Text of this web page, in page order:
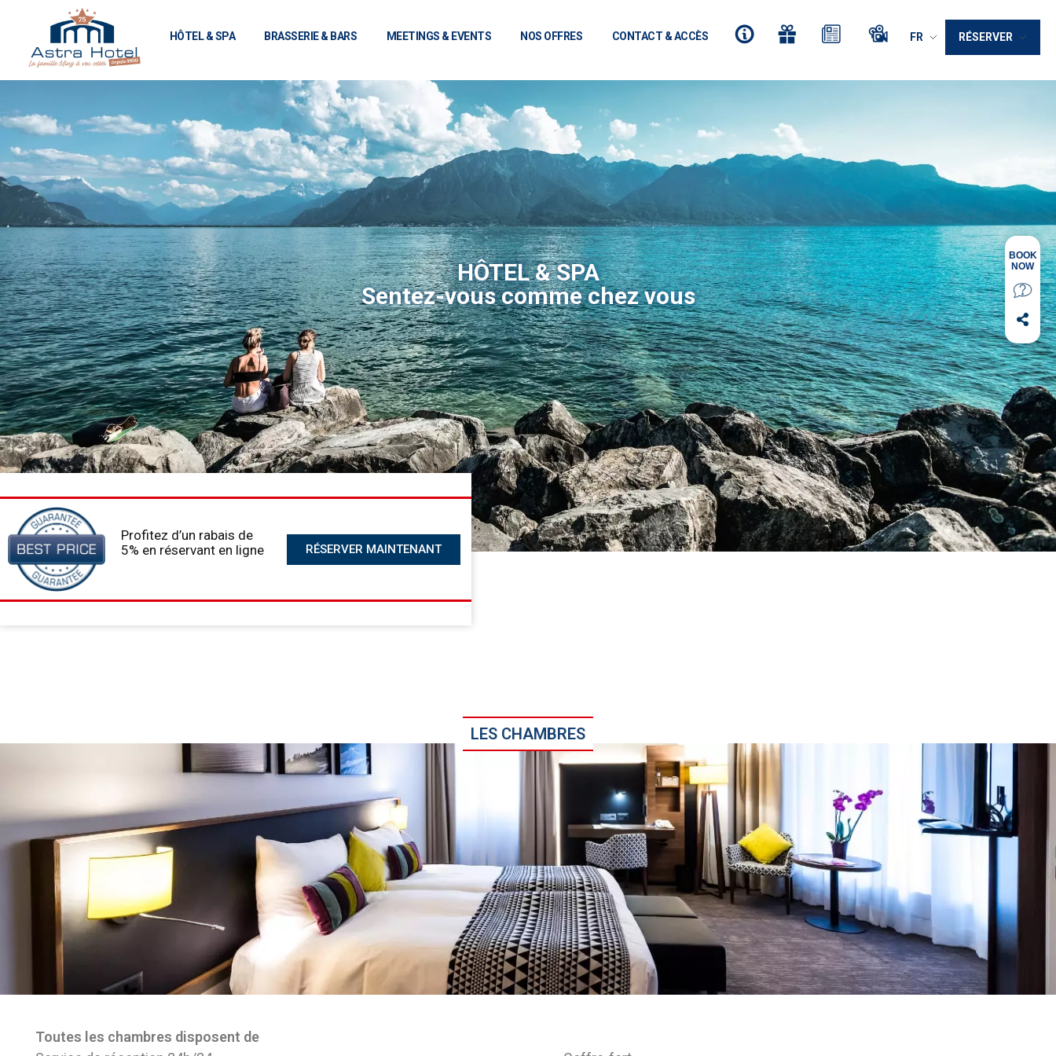
HÔTEL & SPA BRASSERIE & BARS MEETINGS & EVENTS NOS OFFRES CONTACT & ACCÈS FR RÉSERVER
HÔTEL & SPA
Sentez-vous comme chez vous
Profitez d’un rabais de
5% en réservant en ligne
RÉSERVER MAINTENANT
LES CHAMBRES
Toutes les chambres disposent de